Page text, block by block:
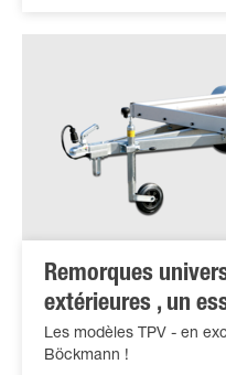
Remorques
extérieures , un
Les modèles TPV - en
Böckmann !